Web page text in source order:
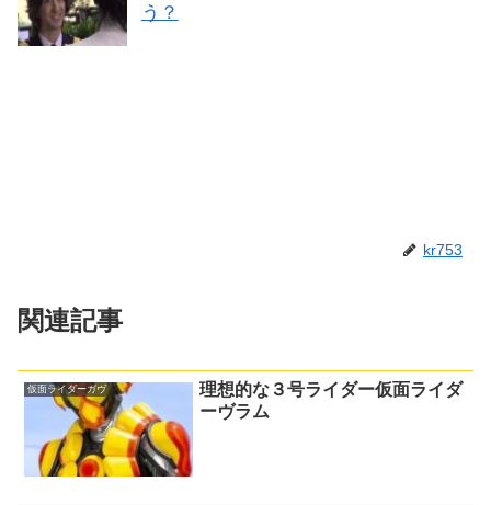
う？
kr753
関連記事
仮面ライダーガヴ
理想的な３号ライダー仮面ライダ
ーヴラム